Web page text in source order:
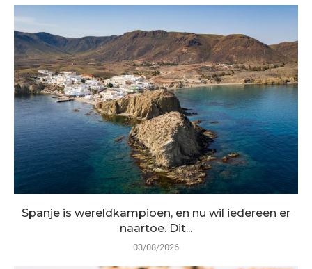
Spanje is wereldkampioen, en nu wil iedereen er
naartoe. Dit...
03/08/2026